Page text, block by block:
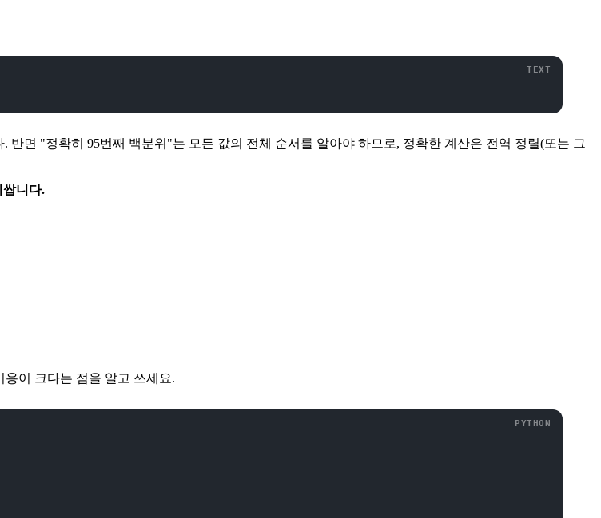
반면 "정확히 95번째 백분위"는 모든 값의 전체 순서를 알아야 하므로, 정확한 계산은 전역 정렬(또는 그
쌉니다.
용이 크다는 점을 알고 쓰세요.